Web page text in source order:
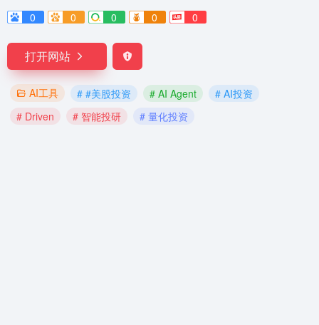
0
0 0 0 0
打开网站
AI工具 # #美股投资 # AI Agent
# AI投资
# Driven
# 智能投研 # 量化投资